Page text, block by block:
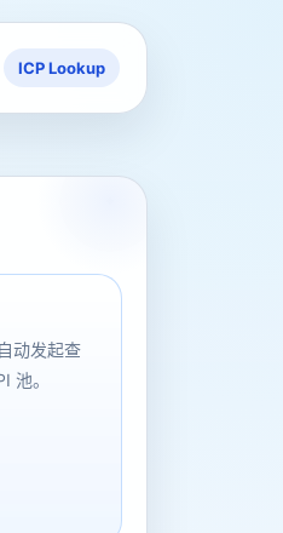
ICP Lookup
动发起查
池。